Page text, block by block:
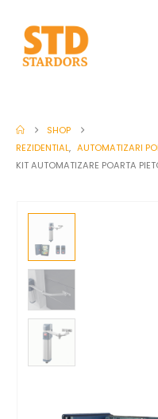
SHOP
REZIDENTIAL, AUTOMATIZARI
KIT AUTOMATIZARE POARTA